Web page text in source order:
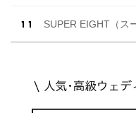
SUPER EIGHT（ス